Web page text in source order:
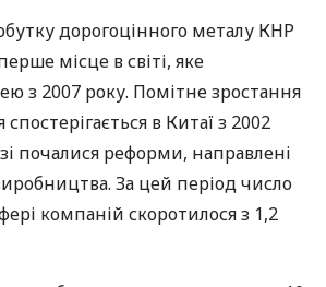
дорогоцінного металу КНР
місце в світі, яке
з 2007 року. Помітне зростання
в Китаї з 2002
почалися реформи, направлені
За цей період число
компаній скоротилося з 1,2